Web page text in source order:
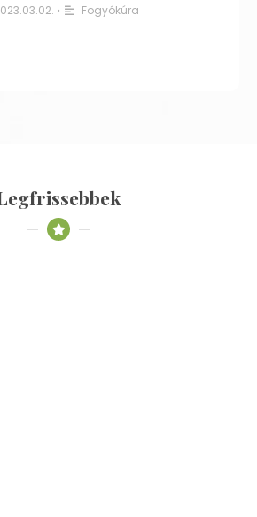
• Fogyókúra